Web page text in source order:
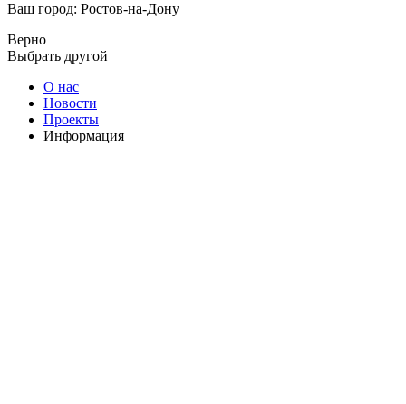
Ваш город: Ростов-на-Дону
Верно
Выбрать другой
О нас
Новости
Проекты
Информация